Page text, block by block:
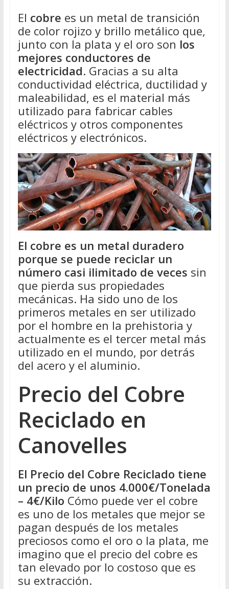
El cobre es un metal de transición
de color rojizo y brillo metálico que,
junto con la plata y el oro son los
mejores conductores de
electricidad. Gracias a su alta
conductividad eléctrica, ductilidad y
maleabilidad, es el material más
utilizado para fabricar cables
eléctricos y otros componentes
eléctricos y electrónicos.
El cobre es un metal duradero
porque se puede reciclar un
número casi ilimitado de veces sin
que pierda sus propiedades
mecánicas. Ha sido uno de los
primeros metales en ser utilizado
por el hombre en la prehistoria y
actualmente es el tercer metal más
utilizado en el mundo, por detrás
del acero y el aluminio.
Precio del Cobre
Reciclado en
Canovelles
El Precio del Cobre Reciclado tiene
un precio de unos 4.000€/Tonelada
– 4€/Kilo Cómo puede ver el cobre
es uno de los metales que mejor se
pagan después de los metales
preciosos como el oro o la plata, me
imagino que el precio del cobre es
tan elevado por lo costoso que es
su extracción.